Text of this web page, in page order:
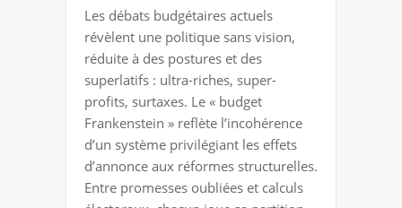
Les débats budgétaires actuels
révèlent une politique sans vision,
réduite à des postures et des
superlatifs : ultra-riches, super-
profits, surtaxes. Le « budget
Frankenstein » reflète l’incohérence
d’un système privilégiant les effets
d’annonce aux réformes structurelles.
Entre promesses oubliées et calculs